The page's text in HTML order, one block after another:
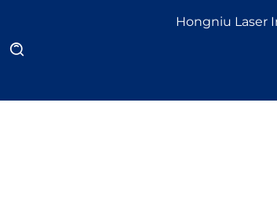
Hongniu Laser